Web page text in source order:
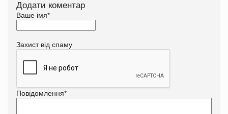
Додати коментар
Ваше імя*
Захист від спаму
Повідомлення*